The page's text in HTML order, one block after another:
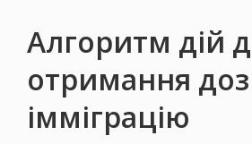
Алгоритм дій
отримання
імміграцію